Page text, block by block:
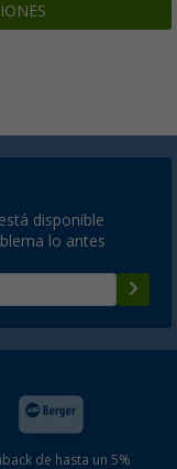
disponible
lo antes
de hasta un 5%